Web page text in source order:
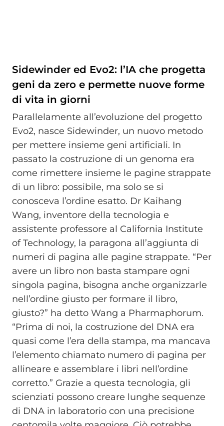
Sidewinder ed Evo2: l’IA che progetta
geni da zero e permette nuove forme
di vita in giorni
Parallelamente all’evoluzione del progetto
Evo2, nasce Sidewinder, un nuovo metodo
per mettere insieme geni artificiali. In
passato la costruzione di un genoma era
come rimettere insieme le pagine strappate
di un libro: possibile, ma solo se si
conosceva l’ordine esatto. Dr Kaihang
Wang, inventore della tecnologia e
assistente professore al California Institute
of Technology, la paragona all’aggiunta di
numeri di pagina alle pagine strappate. “Per
avere un libro non basta stampare ogni
singola pagina, bisogna anche organizzarle
nell’ordine giusto per formare il libro,
giusto?” ha detto Wang a Pharmaphorum.
“Prima di noi, la costruzione del DNA era
quasi come l’era della stampa, ma mancava
l’elemento chiamato numero di pagina per
allineare e assemblare i libri nell’ordine
corretto.” Grazie a questa tecnologia, gli
scienziati possono creare lunghe sequenze
di DNA in laboratorio con una precisione